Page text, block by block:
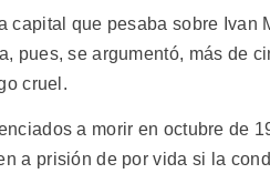
capital que pesaba sobre Ivan
pues, se argumentó, más de
cruel.
a morir en octubre de
a prisión de por vida si la